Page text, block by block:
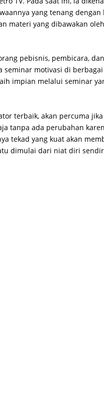
yang tenang
materi yang dibawakan
pebisnis, pembicara,
seminar motivasi di
impian melalui seminar
terbaik, akan percuma
tanpa ada perubahan
tekad yang kuat akan
dimulai dari niat diri